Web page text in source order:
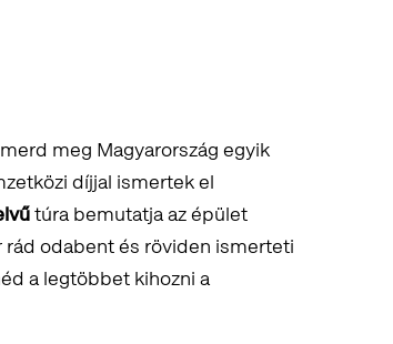
meg Magyarország egyik
díjjal ismertek el
túra bemutatja az épület
rád odabent és röviden ismerteti
a legtöbbet kihozni a